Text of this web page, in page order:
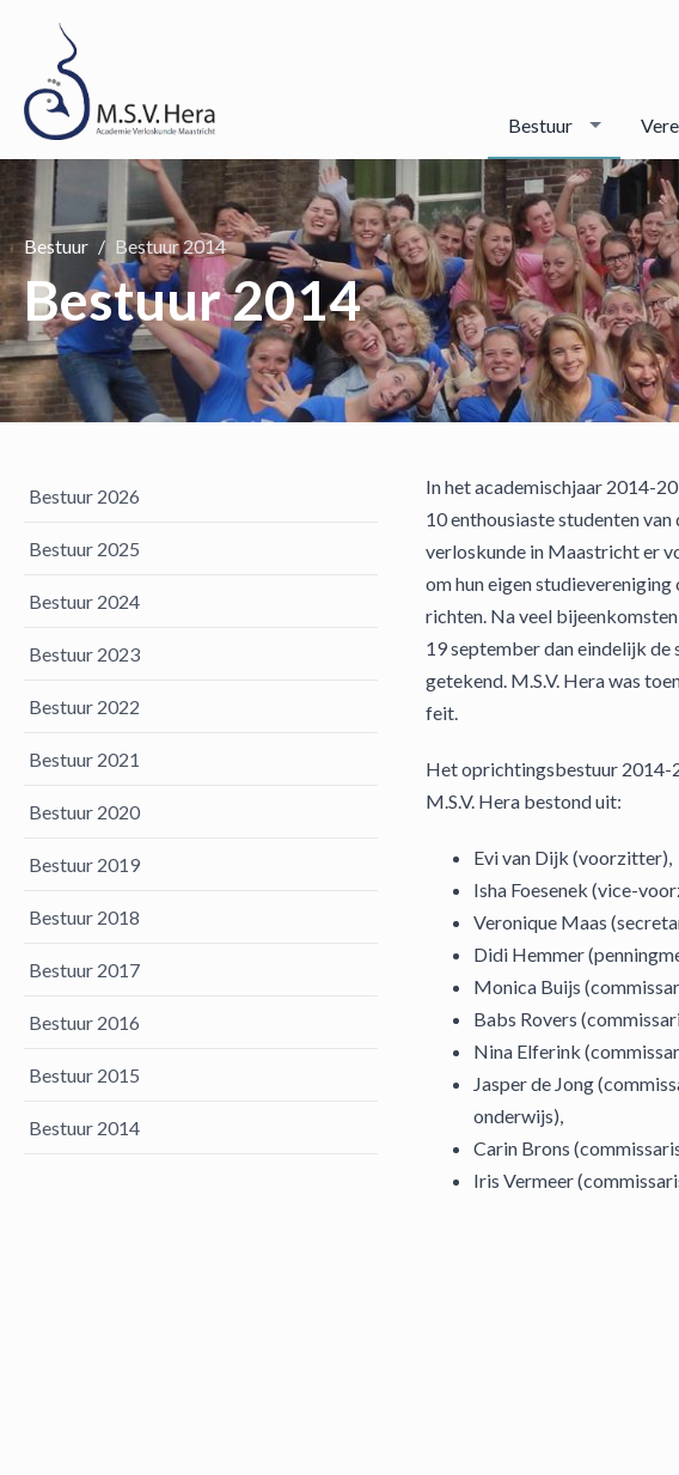
Bestuur
Bestuur Bestuur 2014
Bestuur 2014
Bestuur 2026
Bestuur 2025
Bestuur 2024
Bestuur 2023
Bestuur 2022
Bestuur 2021
Bestuur 2020
Bestuur 2019
Bestuur 2018
Bestuur 2017
Bestuur 2016
Bestuur 2015
Bestuur 2014
In het academischjaar 2014-
10 enthousiaste studenten van
verloskunde in Maastricht er
om hun eigen studievereniging
richten. Na veel
19 september dan eindelijk de
getekend. M.S.V. Hera was
feit.
Het oprichtingsbestuur 2014-
M.S.V. Hera bestond uit:
Evi van Dijk (voorzitter),
Isha Foesenek (vice-
Veronique Maas
Didi Hemmer
Monica Buijs
Babs Rovers
Nina Elferink
Jasper de Jong
onderwijs),
Carin Brons
Iris Vermeer